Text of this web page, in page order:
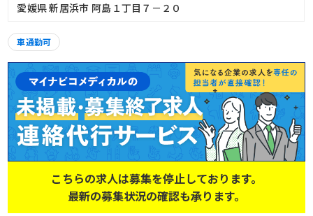
愛媛県 新居浜市 阿島１丁目７－２０
車通勤可
こちらの求人は募集を停止しております。
最新の募集状況の確認も承ります。